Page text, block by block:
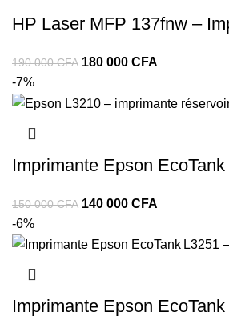
HP Laser MFP 137fnw –
190 000CFA 180 000 CFA
-7%
Imprimante Epson
150 000CFA 140 000 CFA
-6%
Imprimante Epson